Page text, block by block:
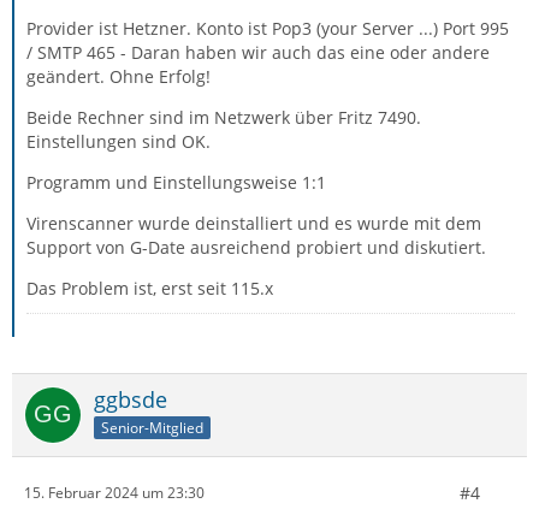
Provider ist Hetzner. Konto ist Pop3 (your Server ...) Port 995
/ SMTP 465 - Daran haben wir auch das eine oder andere
geändert. Ohne Erfolg!
Beide Rechner sind im Netzwerk über Fritz 7490.
Einstellungen sind OK.
Programm und Einstellungsweise 1:1
Virenscanner wurde deinstalliert und es wurde mit dem
Support von G-Date ausreichend probiert und diskutiert.
Das Problem ist, erst seit 115.x
ggbsde
Senior-Mitglied
15. Februar 2024 um 23:30 #4